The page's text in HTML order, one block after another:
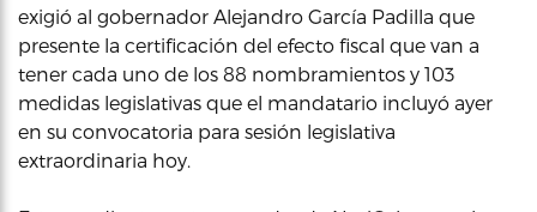
exigió al gobernador Alejandro García Padilla que
presente la certificación del efecto fiscal que van a
tener cada uno de los 88 nombramientos y 103
medidas legislativas que el mandatario incluyó ayer
en su convocatoria para sesión legislativa
extraordinaria hoy.